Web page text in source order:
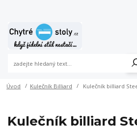
Úvod Kulečník Billiard Kulečník billiard
Kulečník billiard